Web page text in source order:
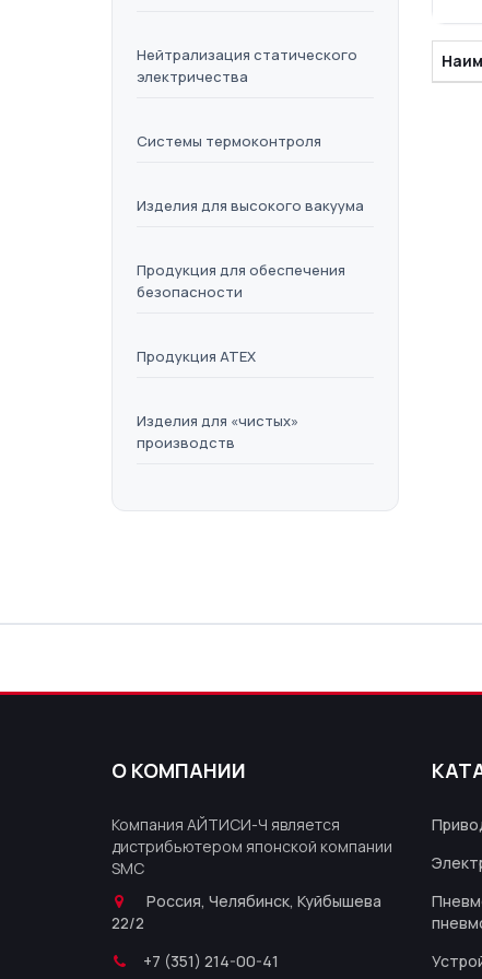
Нейтрализация статического
электричества
Системы термоконтроля
Изделия для высокого вакуума
Продукция для обеспечения
безопасности
Продукция ATEX
Изделия для «чистых»
производств
О КОМПАНИИ
Компания АЙТИСИ-Ч является
дистрибьютером японской компании
SMC
Россия, Челябинск, Куйбышева
22/2
+7 (351) 214-00-41